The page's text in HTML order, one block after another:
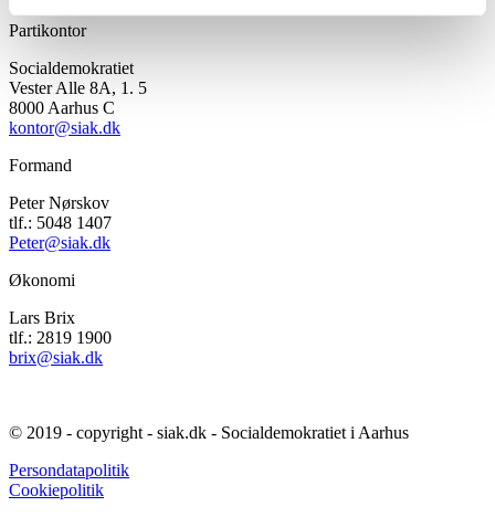
Partikontor
Socialdemokratiet
Vester Alle 8A, 1. 5
8000 Aarhus C
kontor@siak.dk
Formand
Peter Nørskov
tlf.: 5048 1407
Peter@siak.dk
Økonomi
Lars Brix
tlf.: 2819 1900
brix@siak.dk
© 2019 - copyright - siak.dk - Socialdemokratiet i Aarhus
Persondatapolitik
Cookiepolitik